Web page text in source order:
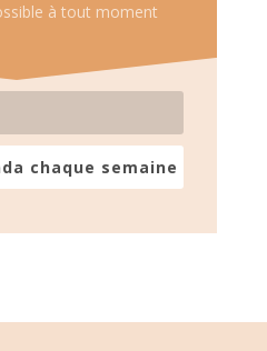
à tout moment
chaque semaine